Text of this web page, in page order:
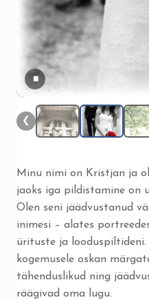
▮▮
❮
Minu nimi on Kristjan ja
jaoks iga pildistamine on
Olen seni jäädvustanud
inimesi – alates
ürituste ja looduspiltideni.
kogemusele oskan
tähenduslikud ning
räägivad oma lugu.